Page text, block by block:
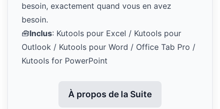
besoin, exactement quand vous en avez
besoin.
🧰Inclus: Kutools pour Excel / Kutools pour
Outlook / Kutools pour Word / Office Tab Pro /
Kutools for PowerPoint
À propos de la Suite